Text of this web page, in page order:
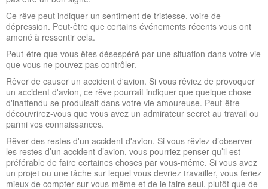
Ce rêve peut indiquer un sentiment de tristesse, voire de
dépression. Peut-être que certains événements récents vous ont
amené à ressentir cela.
Peut-être que vous êtes désespéré par une situation dans votre vie
que vous ne pouvez pas contrôler.
Rêver de causer un accident d'avion. Si vous rêviez de provoquer
un accident d'avion, ce rêve pourrait indiquer que quelque chose
d'inattendu se produisait dans votre vie amoureuse. Peut-être
découvrirez-vous que vous avez un admirateur secret au travail ou
parmi vos connaissances.
Rêver des restes d'un accident d'avion. Si vous rêviez d’observer
les restes d’un accident d’avion, vous pourriez penser qu’il est
préférable de faire certaines choses par vous-même. Si vous avez
un projet ou une tâche sur lequel vous devriez travailler, vous feriez
mieux de compter sur vous-même et de le faire seul, plutôt que de